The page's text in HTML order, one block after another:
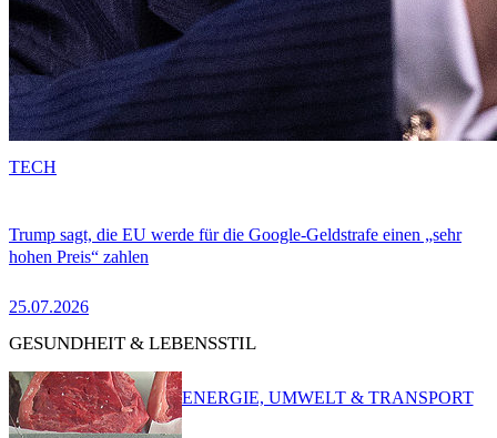
Trump sagt, die EU werde für die Google-Geldstrafe einen „sehr
hohen Preis“ zahlen
25.07.2026
TECH
GESUNDHEIT & LEBENSSTIL
ENERGIE, UMWELT & TRANSPORT